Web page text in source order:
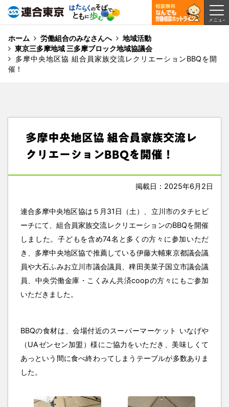
ホーム 労働組合のみなさんへ
地域活動
東京三多摩地域 三多摩ブロック地域協議会
多摩中央地区協 組合員家族交流レクリエーションBBQを開
催！
多摩中央地区協 組合員家族交流レ
クリエーションBBQを開催！
掲載日：2025年6月2日
連合多摩中央地区協は５月31日（土）、立川市のタチヒビ
ーチにて、組合員家族交流レクリエーションのBBQを開催
しました。子どもを含め74名と多くの方々に参加いただ
き、多摩中央地区協で推薦している伊藤大輔東京都議会議
員や大石ふみお立川市議会議員、稗田美菜子国立市議会議
員、中央労働金庫・こくみん共済coopの方々にもご参加
いただきました。
BBQの食材は、会場付近のスーパーマーケット いなげや
（UAゼンセン加盟）様にご協力をいただき、美味しくて
あっという間に食べ終わってしまうテーブルが多数ありま
した。